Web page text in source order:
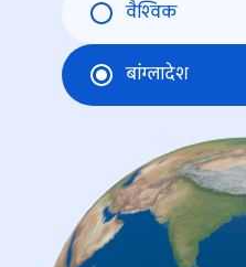
वैश्विक
बांग्लादेश